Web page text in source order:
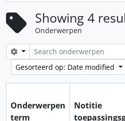
Showing 4
Onderwerpen
Search options
Gesorteerd op: Date modified
Onderwerpen
term
Notitie